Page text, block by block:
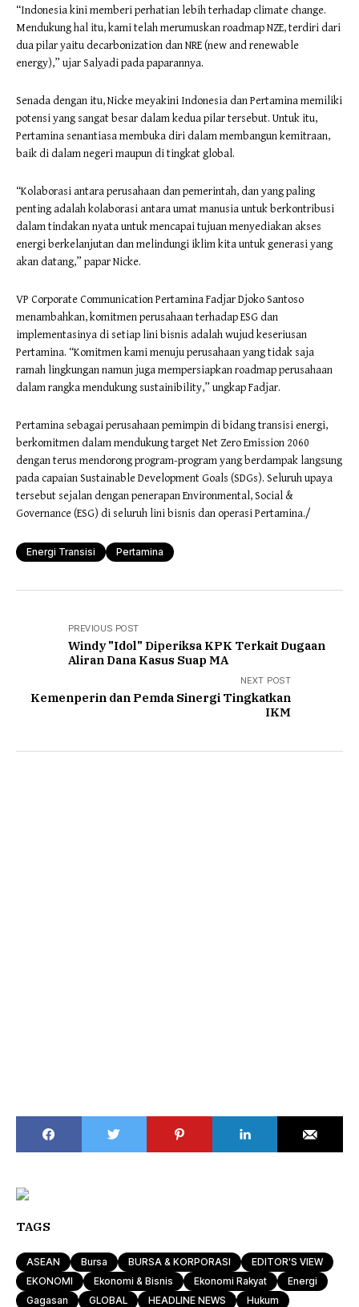
“Indonesia kini memberi perhatian lebih terhadap climate change.
Mendukung hal itu, kami telah merumuskan roadmap NZE, terdiri dari
dua pilar yaitu decarbonization dan NRE (new and renewable
energy),” ujar Salyadi pada paparannya.
Senada dengan itu, Nicke meyakini Indonesia dan Pertamina memiliki
potensi yang sangat besar dalam kedua pilar tersebut. Untuk itu,
Pertamina senantiasa membuka diri dalam membangun kemitraan,
baik di dalam negeri maupun di tingkat global.
“Kolaborasi antara perusahaan dan pemerintah, dan yang paling
penting adalah kolaborasi antara umat manusia untuk berkontribusi
dalam tindakan nyata untuk mencapai tujuan menyediakan akses
energi berkelanjutan dan melindungi iklim kita untuk generasi yang
akan datang,” papar Nicke.
VP Corporate Communication Pertamina Fadjar Djoko Santoso
menambahkan, komitmen perusahaan terhadap ESG dan
implementasinya di setiap lini bisnis adalah wujud keseriusan
Pertamina. “Komitmen kami menuju perusahaan yang tidak saja
ramah lingkungan namun juga mempersiapkan roadmap perusahaan
dalam rangka mendukung sustainibility,” ungkap Fadjar.
Pertamina sebagai perusahaan pemimpin di bidang transisi energi,
berkomitmen dalam mendukung target Net Zero Emission 2060
dengan terus mendorong program-program yang berdampak langsung
pada capaian Sustainable Development Goals (SDGs). Seluruh upaya
tersebut sejalan dengan penerapan Environmental, Social &
Governance (ESG) di seluruh lini bisnis dan operasi Pertamina./
Energi Transisi Pertamina
PREVIOUS POST
Windy "Idol" Diperiksa KPK Terkait Dugaan
Aliran Dana Kasus Suap MA
NEXT POST
Kemenperin dan Pemda Sinergi Tingkatkan
IKM
TAGS
ASEAN Bursa BURSA & KORPORASI
EDITOR'S VIEW
EKONOMI
Ekonomi & Bisnis Ekonomi Rakyat
Energi
Gagasan
GLOBAL HEADLINE NEWS Hukum